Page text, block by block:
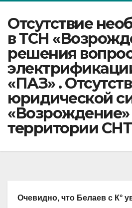
Отсутствие
в ТСН
решения
«ПАЗ» .
юридической
«Возрождение»
территории
Очевидно, что Белаев с К°